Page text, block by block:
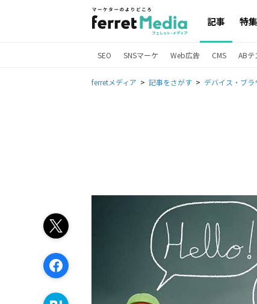
記事 特集
SEO SNSマーケ Web広告 CMS ABテ
ferretメディア 記事をさがす デバイス・ブラ